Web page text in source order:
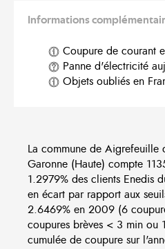
Informations
Coupure de courant
Panne d'électricité
Objets oubliés en
La commune de Aigrefeuille
Garonne (Haute) compte
1.2979% des clients Enedis
en écart par rapport aux
2.6469% en 2009 (6
coupures brèves < 3 min ou
cumulée de coupure sur